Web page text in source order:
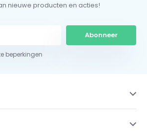
nieuwe producten en acties!
Abonneer
beperkingen